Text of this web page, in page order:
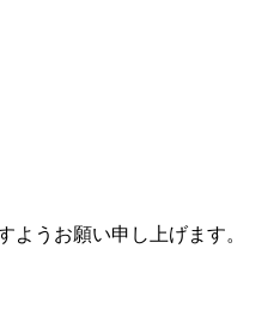
うお願い申し上げます。